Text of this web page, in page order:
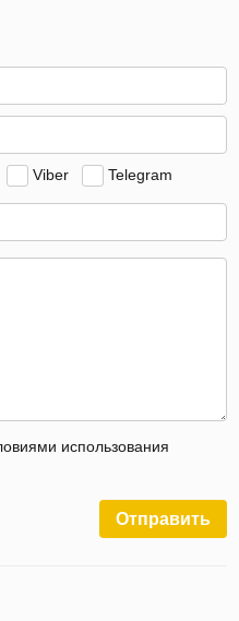
Viber Telegram
использования
Отправить